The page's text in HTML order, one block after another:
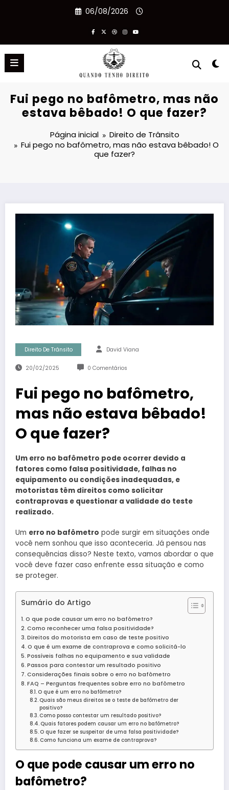
06/08/2026
Fui pego no bafômetro, mas não
estava bêbado! O que fazer?
Página inicial
Direito de Trânsito
Fui pego no bafômetro, mas não estava bêbado! O
que fazer?
Direito De Trânsito David Viana
20/02/2025 0 Comentários
Fui pego no bafômetro,
mas não estava bêbado!
O que fazer?
Um erro no bafômetro pode ocorrer devido a
fatores como falsa positividade, falhas no
equipamento ou condições inadequadas, e
motoristas têm direitos como solicitar
contraprovas e questionar a validade do teste
realizado.
Um erro no bafômetro pode surgir em situações onde
você nem sonhou que isso aconteceria. Já pensou nas
consequências disso? Neste texto, vamos abordar o que
você deve fazer caso enfrente essa situação e como
se proteger.
Sumário do Artigo
O que pode causar um erro no bafômetro?
Como reconhecer uma falsa positividade?
Direitos do motorista em caso de teste positivo
O que é um exame de contraprova e como solicitá-lo
Possíveis falhas no equipamento e sua validade
Passos para contestar um resultado positivo
Considerações finais sobre o erro no bafômetro
FAQ – Perguntas frequentes sobre erro no bafômetro
O que é um erro no bafômetro?
Quais são meus direitos se o teste de bafômetro der
positivo?
Como posso contestar um resultado positivo?
Quais fatores podem causar um erro no bafômetro?
O que fazer se suspeitar de uma falsa positividade?
Como funciona um exame de contraprova?
O que pode causar um erro no
bafômetro?